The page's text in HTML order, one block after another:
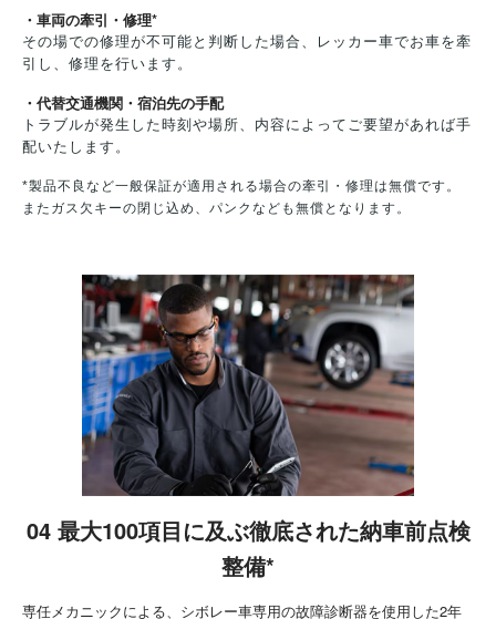
・車両の牽引・修理*
その場での修理が不可能と判断した場合、レッカー車でお車を牽
引し、修理を行います。
・代替交通機関・宿泊先の手配
トラブルが発生した時刻や場所、内容によってご要望があれば手
配いたします。
*製品不良など一般保証が適用される場合の牽引・修理は無償です。
またガス欠キーの閉じ込め、パンクなども無償となります。
04 最大100項目に及ぶ徹底された納車前点検
整備*
専任メカニックによる、シボレー車専用の故障診断器を使用した2年